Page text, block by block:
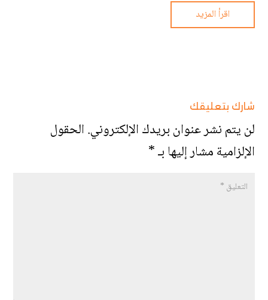
اقرأ المزيد
شارك بتعليقك
لن يتم نشر عنوان بريدك الإلكتروني.الحقول
الإلزامية مشار إليها بـ*